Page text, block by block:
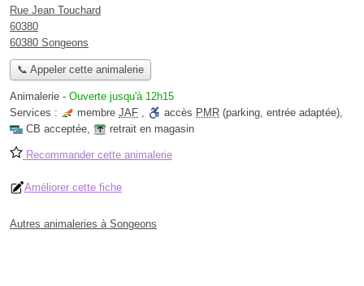
Rue Jean Touchard
60380
60380 Songeons
📞 Appeler cette animalerie
Animalerie - Ouverte jusqu'à 12h15
Services :
membre JAF , accès PMR (parking, entrée adaptée),
CB acceptée, retrait en magasin
Recommander cette animalerie
Améliorer cette fiche
Autres animaleries à Songeons